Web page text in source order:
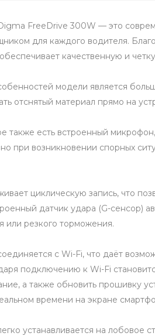
FreeDrive 300W — это
для каждого водителя.
качественную и
модели является
отснятый материал прямо на
также есть встроенный
при возникновении спорных
циклическую запись, что
датчик удара (G-сенсор)
или резкого торможения.
с Wi-Fi, что даёт
подключению к Wi-Fi
а также обновить прошивку
времени на экране
устанавливается на